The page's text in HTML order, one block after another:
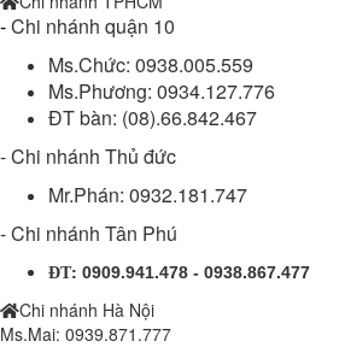
-Chi nhánh quận 10
Ms.Chức: 0938.005.559
Ms.Phương: 0934.127.776
ĐT bàn: (08).66.842.467
- Chi nhánh Thủ đức
Mr.Phán: 0932.181.747
- Chi nhánh Tân Phú
ĐT: 0909.941.478 - 0938.867.477
Chi nhánh Hà Nội
Ms.Mai: 0939.871.777